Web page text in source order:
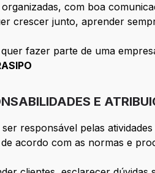
organizadas, com boa
crescer junto, aprender
fazer parte de uma
E
ser responsável pelas
acordo com as normas e